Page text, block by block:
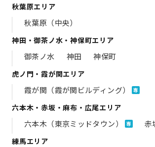
秋葉原エリア
秋葉原（中央）
神田・御茶ノ水・神保町エリア
御茶ノ水 神田 神保町
虎ノ門・霞が関エリア
霞が関（霞が関ビルディング） 専
六本木・赤坂・麻布・広尾エリア
六本木（東京ミッドタウン） 専 赤
練馬エリア